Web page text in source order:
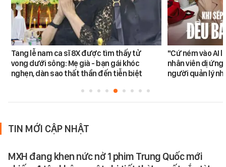
Tang lễ nam ca sĩ 8X được tìm thấy tử
vong dưới sông: Mẹ già - bạn gái khóc
nghẹn, dàn sao thất thần đến tiễn biệt
"Cứ ném vào AI
nhân viên dị ứng
người quản lý
TIN MỚI CẬP NHẬT
MXH đang khen nức nở 1 phim Trung Quốc mới